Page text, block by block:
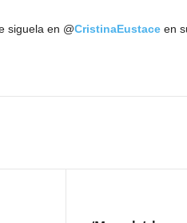
siguela en @CristinaEustaceen